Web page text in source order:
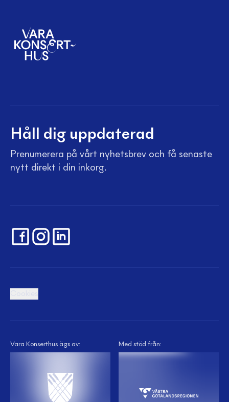
Håll dig uppdaterad
Prenumerera på vårt nyhetsbrev och få senaste
nytt direkt i din inkorg.
Vara Konserthus ägs av: Med stöd från: